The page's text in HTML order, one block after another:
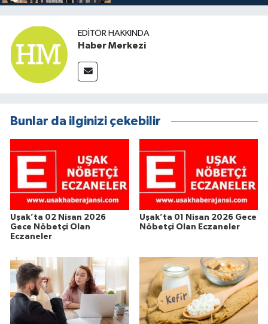
EDITÖR HAKKINDA
Haber Merkezi
Bunlar da ilginizi çekebilir
Uşak’ta 02 Nisan 2026
Gece Nöbetçi Olan
Eczaneler
Uşak’ta 01 Nisan 2026 Gece
Nöbetçi Olan Eczaneler